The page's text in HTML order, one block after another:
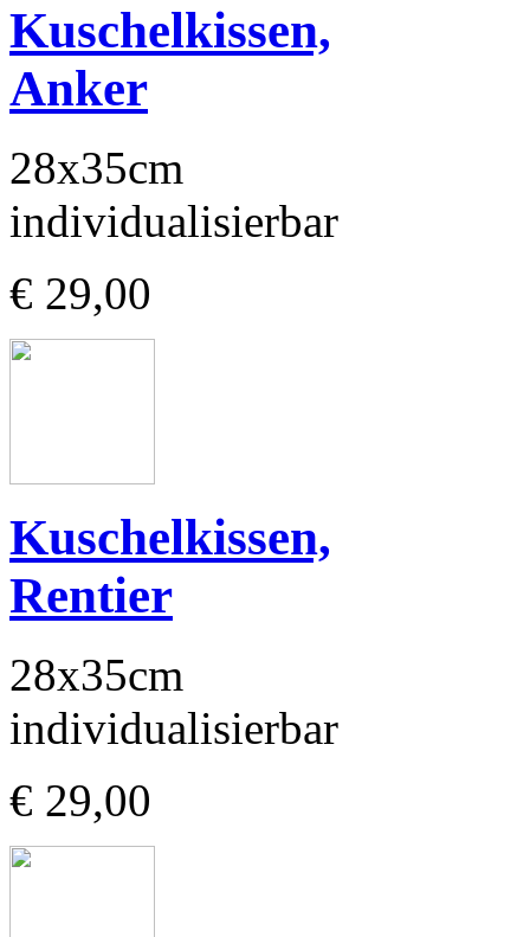
Kuschelkissen,
Anker
28x35cm
individualisierbar
€ 29,00
Kuschelkissen,
Rentier
28x35cm
individualisierbar
€ 29,00